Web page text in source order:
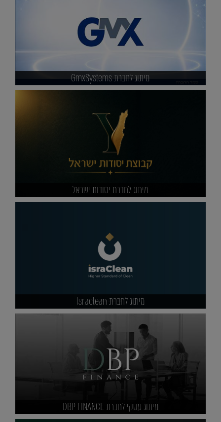
מיתוג לחברת GmxSystems
מיתוג לחברת יסודות ישראל
מיתוג לחברת Israclean
מיתוג עסקי לחברת DBP FINANCE